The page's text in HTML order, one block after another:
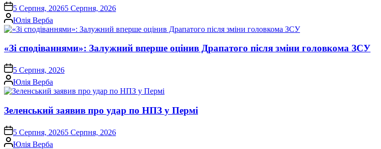
on 5 Серпня, 20265 Серпня, 2026
Опубліковано
Юлія Верба
«Зі сподіваннями»: Залужний вперше оцінив Драпатого після зміни головкома ЗСУ
on 5 Серпня, 2026
Опубліковано
Юлія Верба
Зеленський заявив про удар по НПЗ у Пермі
on 5 Серпня, 20265 Серпня, 2026
Опубліковано
Юлія Верба